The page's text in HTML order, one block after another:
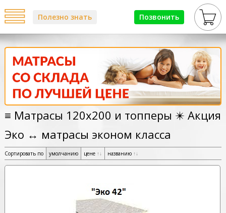
Позвонить
Полезно знать
≡ Матрасы 120х200 и топперы ✴️ Акция
Эко ↔ матрасы эконом класса
Сортировать по умолчанию цене ↑↓ названию ↑↓